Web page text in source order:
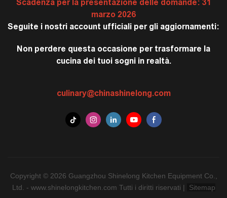
Scadenza per la presentazione delle domande: 31
marzo 2026
Seguite i nostri account ufficiali per gli aggiornamenti:
Non perdere questa occasione per trasformare la
cucina dei tuoi sogni in realtà.
culinary@chinashinelong.com
Copyright © 2026 Guangzhou Shinelong Kitchen Equipment Co.,
Ltd. - www.shinelongkitchen.com Tutti i diritti riservati |
Sitemap